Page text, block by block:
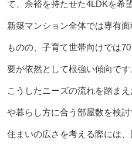
て、余裕を持たせた4LDKを希
新築マンション全体では専有
ものの、子育て世帯向けでは
要が依然として根強い傾向です
こうしたニーズの流れを踏ま
や暮らし方に合う部屋数を検討
住まいの広さを考える際には